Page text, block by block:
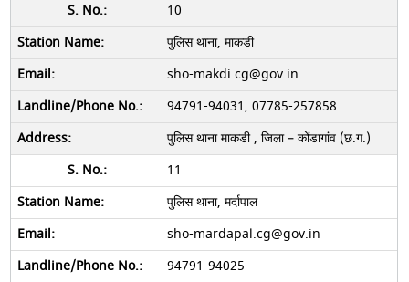
10
पुलिस थाना, माकडी
sho-makdi.cg@gov.in
94791-94031, 07785-257858
पुलिस थाना माकडी , जिला – कोंडागांव (छ.ग.)
11
पुलिस थाना, मर्दापाल
sho-mardapal.cg@gov.in
94791-94025